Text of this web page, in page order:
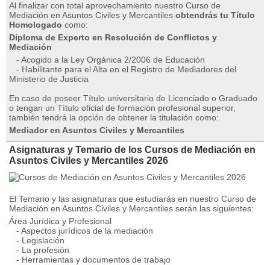
Al finalizar con total aprovechamiento nuestro Curso de
Mediación en Asuntos Civiles y Mercantiles obtendrás tu Título
Homologado como:
Diploma de Experto en Resolución de Conflictos y
Mediación
- Acogido a la Ley Orgánica 2/2006 de Educación
- Habilitante para el Alta en el Registro de Mediadores del
Ministerio de Justicia
En caso de poseer Título universitario de Licenciado o Graduado
o tengan un Título oficial de formación profesional superior,
también tendrá la opción de obtener la titulación como:
Mediador en Asuntos Civiles y Mercantiles
Asignaturas y Temario de los Cursos de Mediación en
Asuntos Civiles y Mercantiles 2026
El Temario y las asignaturas que estudiarás en nuestro Curso de
Mediación en Asuntos Civiles y Mercantiles serán las siguientes:
Área Jurídica y Profesional
- Aspectos jurídicos de la mediación
- Legislación
- La profesión
- Herramientas y documentos de trabajo